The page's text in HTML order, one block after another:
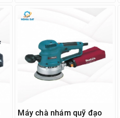
Máy chà nhám quỹ đạo